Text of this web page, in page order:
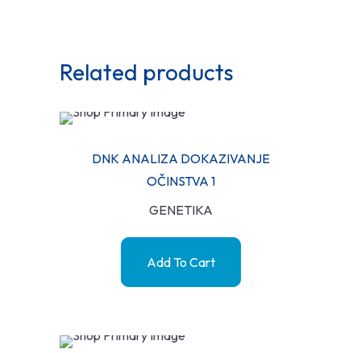
Related products
DNK ANALIZA DOKAZIVANJE
OČINSTVA 1
GENETIKA
Add To Cart